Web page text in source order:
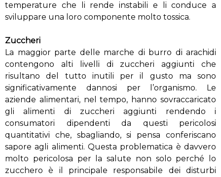
temperature che li rende instabili e li conduce a
sviluppare una loro componente molto tossica.
Zuccheri
La maggior parte delle marche di burro di arachidi
contengono alti livelli di zuccheri aggiunti che
risultano del tutto inutili per il gusto ma sono
significativamente dannosi per l’organismo. Le
aziende alimentari, nel tempo, hanno sovraccaricato
gli alimenti di zuccheri aggiunti rendendo i
consumatori dipendenti da questi pericolosi
quantitativi che, sbagliando, si pensa conferiscano
sapore agli alimenti. Questa problematica è davvero
molto pericolosa per la salute non solo perché lo
zucchero è il principale responsabile dei disturbi